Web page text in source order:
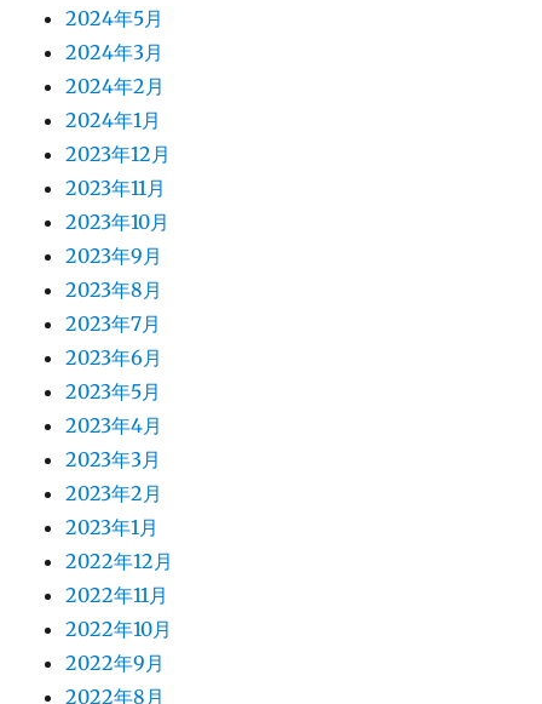
2024年5月
2024年3月
2024年2月
2024年1月
2023年12月
2023年11月
2023年10月
2023年9月
2023年8月
2023年7月
2023年6月
2023年5月
2023年4月
2023年3月
2023年2月
2023年1月
2022年12月
2022年11月
2022年10月
2022年9月
2022年8月